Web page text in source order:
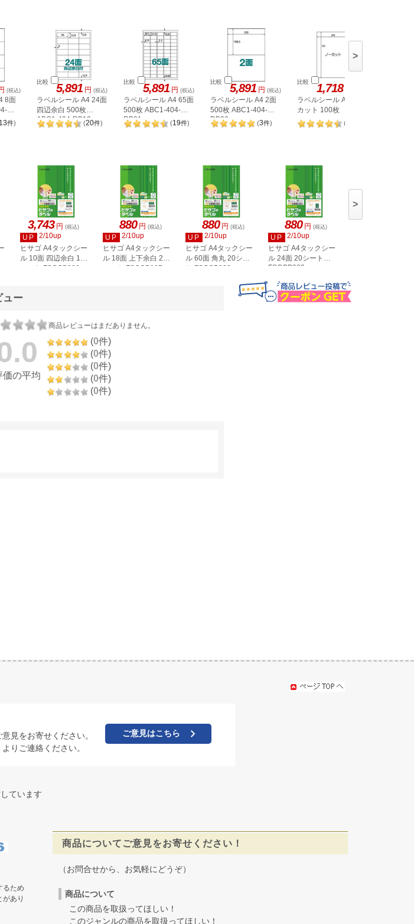
(税込)
8面
13件)
比較 5,891 円 (税込)
ラベルシール A4 24面
四辺余白 500枚
ABC1-404-RB19
(20件)
比較 5,891 円 (税込)
ラベルシール A4 65面
500枚 ABC1-404-
RB21
(19件)
比較 5,891 円 (税込)
ラベルシール A4 2面
500枚 ABC1-404-
RB08
(3件)
比較 1,718
ラベルシール A4 ノー
カット 100枚
(
>
3,743 円 (税込)
UP
2/10up
ヒサゴ A4タックシー
ル 10面 四辺余白 100
シート FSCGB888
880 円 (税込)
UP
2/10up
ヒサゴ A4タックシー
ル 18面 上下余白 20
シート FSCOP907
880 円 (税込)
UP
2/10up
ヒサゴ A4タックシー
ル 60面 角丸 20シー
ト FSCOP902
880 円 (税込)
UP
2/10up
ヒサゴ A4タックシー
ル 24面 20シート
FSCOP863
>
ュー
商品レビューはまだありません。
価の平均
(0件)
(0件)
(0件)
(0件)
(0件)
見をお寄せください。
よりご連絡ください。
ご意見はこちら
ています
るため
あり
商品についてご意見をお寄せください！
（お問合せから、お気軽にどうぞ）
商品について
この商品を取扱ってほしい！
このジャンルの商品を取扱ってほしい！